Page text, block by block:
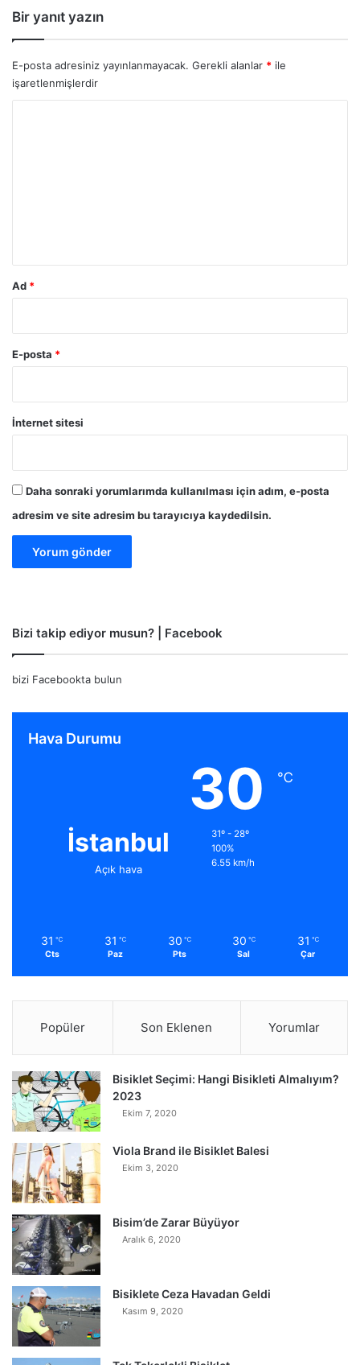
Bir yanıt yazın
E-posta adresiniz yayınlanmayacak. Gerekli alanlar * ile
işaretlenmişlerdir
Ad *
E-posta *
İnternet sitesi
Daha sonraki yorumlarımda kullanılması için adım, e-posta
adresim ve site adresim bu tarayıcıya kaydedilsin.
Bizi takip ediyor musun? | Facebook
bizi Facebookta bulun
Hava Durumu
İstanbul
Açık hava
30 ℃
31º - 28º
100%
6.55 km/h
31 ℃
Cts
31 ℃
Paz
30 ℃
Pts
30 ℃
Sal
31 ℃
Çar
Popüler Son Eklenen Yorumlar
Bisiklet Seçimi: Hangi Bisikleti Almalıyım?
2023
Ekim 7, 2020
Viola Brand ile Bisiklet Balesi
Ekim 3, 2020
Bisim’de Zarar Büyüyor
Aralık 6, 2020
Bisiklete Ceza Havadan Geldi
Kasım 9, 2020